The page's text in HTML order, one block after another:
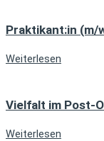
Praktikant:in (m/
Weiterlesen
Vielfalt im Post-
Weiterlesen